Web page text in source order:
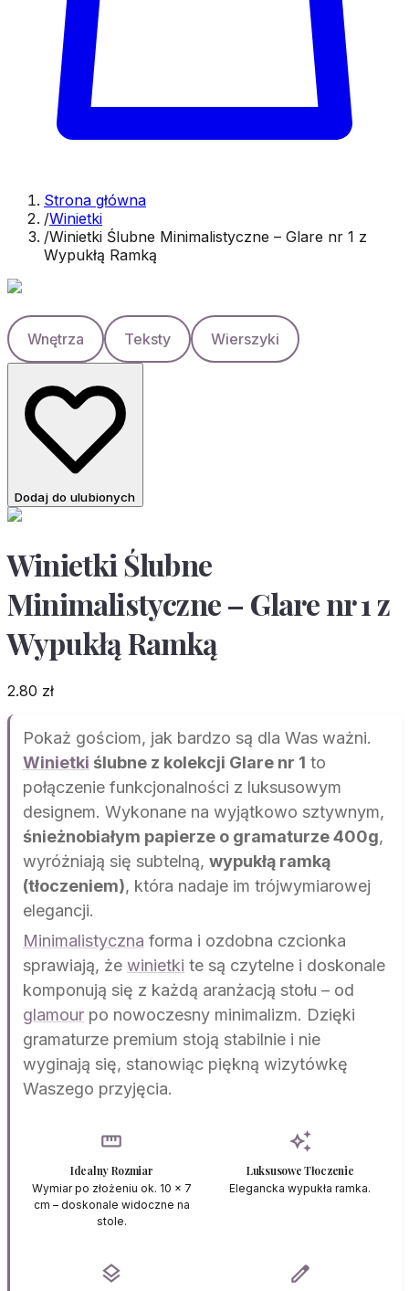
Strona główna
/Winietki
/Winietki Ślubne Minimalistyczne – Glare nr 1 z
Wypukłą Ramką
Wnętrza Teksty Wierszyki
Dodaj do ulubionych
Winietki Ślubne
Minimalistyczne – Glare nr 1 z
Wypukłą Ramką
2.80 zł
Pokaż gościom, jak bardzo są dla Was ważni.
Winietki ślubne z kolekcji Glare nr 1 to
połączenie funkcjonalności z luksusowym
designem. Wykonane na wyjątkowo sztywnym,
śnieżnobiałym papierze o gramaturze 400g,
wyróżniają się subtelną, wypukłą ramką
(tłoczeniem), która nadaje im trójwymiarowej
elegancji.
Minimalistyczna forma i ozdobna czcionka
sprawiają, że winietki te są czytelne i doskonale
komponują się z każdą aranżacją stołu – od
glamour po nowoczesny minimalizm. Dzięki
gramaturze premium stoją stabilnie i nie
wyginają się, stanowiąc piękną wizytówkę
Waszego przyjęcia.
straighten
Idealny Rozmiar
Wymiar po złożeniu ok. 10 x 7
cm – doskonale widoczne na
stole.
auto_awesome
Luksusowe Tłoczenie
Elegancka wypukła ramka.
layers edit